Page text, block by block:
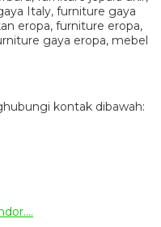
kontak dibawah: